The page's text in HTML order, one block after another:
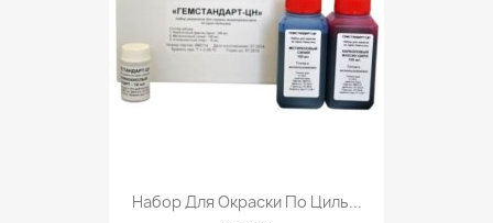
Набор Для Окраски По Циль...